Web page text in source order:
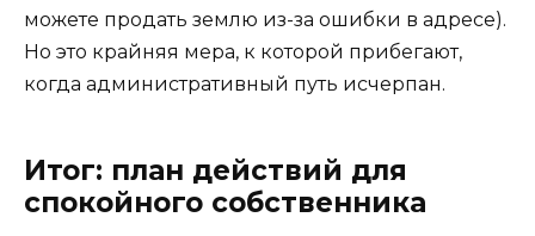
можете продать землю из-за ошибки в адресе).
Но это крайняя мера, к которой прибегают,
когда административный путь исчерпан.
Итог: план действий для
спокойного собственника